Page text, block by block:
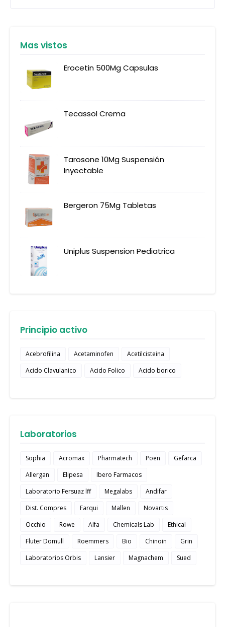
Mas vistos
Erocetin 500Mg Capsulas
Tecassol Crema
Tarosone 10Mg Suspensión
Inyectable
Bergeron 75Mg Tabletas
Uniplus Suspension Pediatrica
Principio activo
Acebrofilina Acetaminofen
Acetilcisteina
Acido Clavulanico
Acido Folico Acido borico
Laboratorios
Sophia Acromax Pharmatech Poen
Gefarca
Allergan
Elipesa
Ibero Farmacos
Laboratorio Fersuaz lff
Megalabs
Andifar
Dist. Compres
Farqui Mallen
Novartis
Occhio
Rowe Alfa Chemicals Lab
Ethical
Fluter Domull
Roemmers Bio Chinoin
Grin
Laboratorios Orbis
Lansier Magnachem Sued